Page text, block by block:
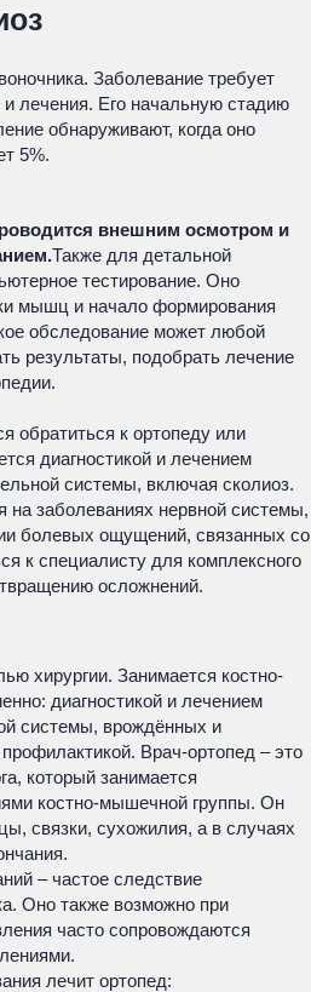
Заболевание требует
и лечения. Его начальную стадию
обнаруживают, когда оно
5%.
внешним осмотром и
Также для детальной
тестирование. Оно
мышц и начало формирования
обследование может любой
результаты, подобрать лечение
обратиться к ортопеду или
диагностикой и лечением
системы, включая сколиоз.
на заболеваниях нервной системы,
болевых ощущений, связанных со
к специалисту для комплексного
осложнений.
хирургии. Занимается костно-
диагностикой и лечением
системы, врождённых и
Врач-ортопед – это
который занимается
костно-мышечной группы. Он
связки, сухожилия, а в случаях
– частое следствие
Оно также возможно при
часто сопровождаются
лечит ортопед: